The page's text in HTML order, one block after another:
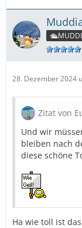
28. Dezember 2024
Zitat von
Und wir
bleiben nach
diese schöne
Ha wie toll ist